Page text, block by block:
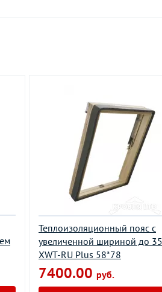
Теплоизоляционный пояс с
увеличенной шириной до
XWT-RU Plus 58*78
7400.00 руб.